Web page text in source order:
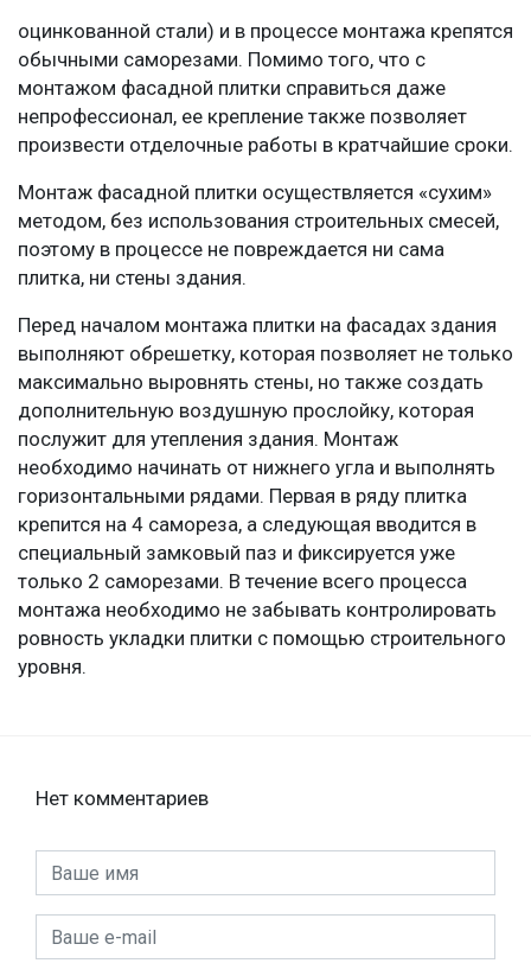
оцинкованной стали) и в процессе монтажа крепятся
обычными саморезами. Помимо того, что с
монтажом фасадной плитки справиться даже
непрофессионал, ее крепление также позволяет
произвести отделочные работы в кратчайшие сроки.
Монтаж фасадной плитки осуществляется «сухим»
методом, без использования строительных смесей,
поэтому в процессе не повреждается ни сама
плитка, ни стены здания.
Перед началом монтажа плитки на фасадах здания
выполняют обрешетку, которая позволяет не только
максимально выровнять стены, но также создать
дополнительную воздушную прослойку, которая
послужит для утепления здания. Монтаж
необходимо начинать от нижнего угла и выполнять
горизонтальными рядами. Первая в ряду плитка
крепится на 4 самореза, а следующая вводится в
специальный замковый паз и фиксируется уже
только 2 саморезами. В течение всего процесса
монтажа необходимо не забывать контролировать
ровность укладки плитки с помощью строительного
уровня.
Нет комментариев